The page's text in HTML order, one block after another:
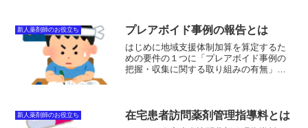
れる【夜間・休日等加算】についての説
明はこちら→【夜間・...
新人薬剤師のお役立ち プレアボイド事例の報告とは
はじめに地域支援体制加算を算定するた
めの要件の１つに「プレアボイド事例の
把握・収集に関する取り組みの有無」を
ないプレアボイド事例の報...
新人薬剤師のお役立ち 在宅患者訪問薬剤管理指導料とは